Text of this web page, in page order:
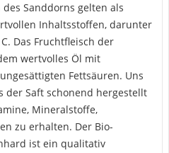
Sanddorns gelten als
Inhaltsstoffen, darunter
Das Fruchtfleisch der
wertvolles Öl mit
Fettsäuren. Uns
der Saft schonend hergestellt
Mineralstoffe,
zu erhalten. Der Bio-
ist ein qualitativ